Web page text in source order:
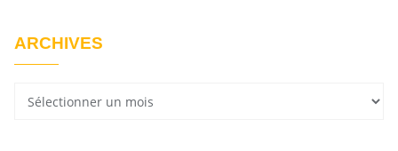
ARCHIVES